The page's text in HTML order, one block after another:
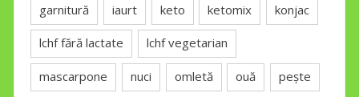
garnitură iaurt keto ketomix konjac
lchf fără lactate lchf vegetarian
mascarpone nuci omletă ouă pește